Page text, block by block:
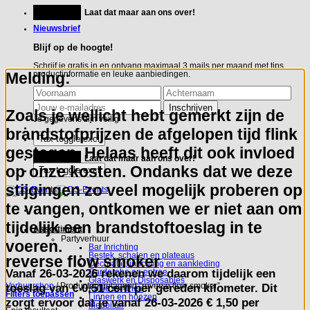
inhoud
Laat dat maar aan ons over!
Nieuwsbrief
Blijf op de hoogte!
Schrijf je gratis in en ontvang maximaal 3 mails per maand met tips,
productinformatie en leuke aanbiedingen.
Je gegevens zijn veilig
Laat dat maar aan ons over!
Assortiment
Partyverhuur
Bar Inrichting
Bestek, schalen en plateaus
Decoratie, inrichting en aankleding
Garderobe en entree
Glaswerk en Disposables
Koffie en Thee
Linnen en hoezen
Meubilair
reverse flow smoker
Verhuurshop /Producten getagged “reverse flow smoker”
Filters toepassen
Melding:
Zoals je wellicht hebt gemerkt zijn de
brandstofprijzen de afgelopen tijd flink
gestegen. Helaas heeft dit ook invloed
op onze kosten. Ondanks dat we deze
stijgingen zo veel mogelijk proberen op
te vangen, ontkomen we er niet aan om
tijdelijk een brandstoftoeslag in te
voeren.
Vanaf 26-03-2026rekenen we daarom tijdelijk een
toeslag van€ 0,51 cent per gereden kilometer. Dit
zorgt ervoor dat je vanaf 26-03-2026 € 1,50 per